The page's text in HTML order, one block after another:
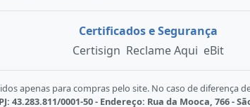
Certificados e Segurança
Certisign Reclame Aqui eBit
apenas para compras pelo site. No caso de
43.283.811/0001-50 - Endereço: Rua da Mooca, 766 -